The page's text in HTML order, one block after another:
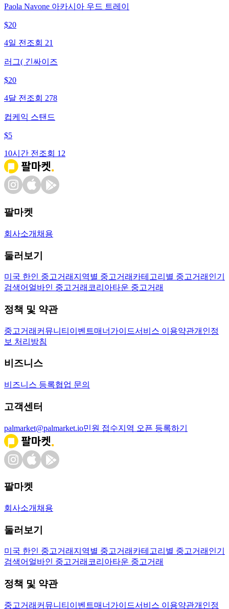
Paola Navone 아카시아 우드 트레이
$20
4일 전 조회 21
러그( 긴싸이즈
$20
4달 전 조회 278
컵케익 스탠드
$5
10시간 전 조회 12
팔마켓
회사소개 채용
둘러보기
미국 한인 중고거래 지역별 중고거래 카테고리별 중고거래 인기
검색어 얼바인 중고거래 코리아타운 중고거래
정책 및 약관
중고거래 커뮤니티 이벤트매너가이드서비스 이용약관개인정
보 처리방침
비즈니스
비즈니스 등록협업 문의
고객센터
palmarket@palmarket.io민원 접수지역 오픈 등록하기
팔마켓
회사소개 채용
둘러보기
미국 한인 중고거래 지역별 중고거래 카테고리별 중고거래 인기
검색어 얼바인 중고거래 코리아타운 중고거래
정책 및 약관
중고거래 커뮤니티 이벤트매너가이드서비스 이용약관개인정